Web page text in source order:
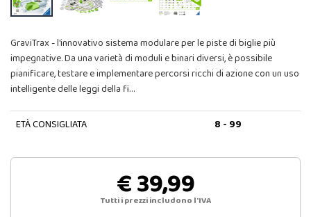
GraviTrax - l'innovativo sistema modulare per le piste di biglie più
impegnative. Da una varietà di moduli e binari diversi, è possibile
pianificare, testare e implementare percorsi ricchi di azione con un uso
intelligente delle leggi della fi…
ETÀ CONSIGLIATA 8 - 99
€ 39,99
Tutti i prezzi includono l'IVA